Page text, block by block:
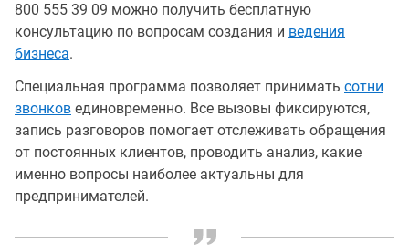
800 555 39 09 можно получить бесплатную
консультацию по вопросам создания и ведения
бизнеса.
Специальная программа позволяет принимать сотни
звонков единовременно. Все вызовы фиксируются,
запись разговоров помогает отслеживать обращения
от постоянных клиентов, проводить анализ, какие
именно вопросы наиболее актуальны для
предпринимателей.